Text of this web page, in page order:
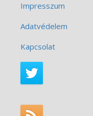
Impresszum
Adatvédelem
Kapcsolat